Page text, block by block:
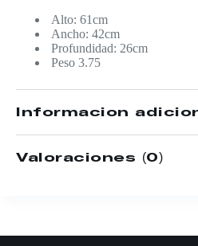
Alto: 61cm
Ancho: 42cm
Profundidad: 26cm
Peso 3.75
Información
Valoraciones (0)